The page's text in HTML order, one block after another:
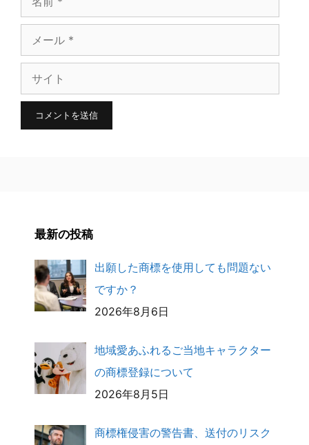
前
ー
イ
最新の投稿
出願した商標を使用しても問題ない
ですか？
2026年8月6日
地域愛あふれるご当地キャラクター
の商標登録について
2026年8月5日
商標権侵害の警告書、送付のリスク